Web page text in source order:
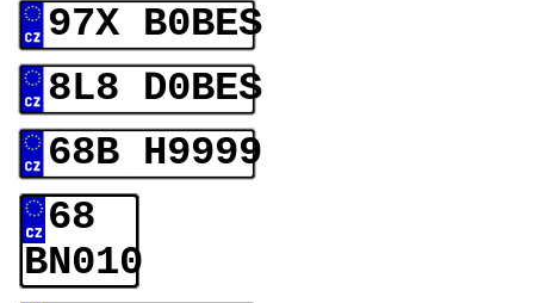
97X B0BES
8L8 D0BES
68B H9999
68
BN010